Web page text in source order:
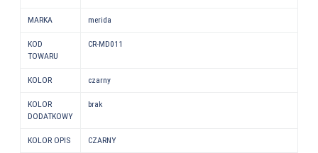
MARKA merida
KOD
TOWARU
CR-MD011
KOLOR czarny
KOLOR
DODATKOWY
brak
KOLOR OPIS CZARNY